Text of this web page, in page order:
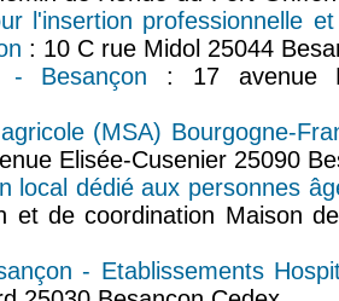
l'insertion professionnelle
: 10 C rue Midol 25044
- Besançon : 17 avenue
(MSA) Bourgogne-
Elisée-Cusenier 25090
local dédié aux personnes
et de coordination Maison
- Etablissements